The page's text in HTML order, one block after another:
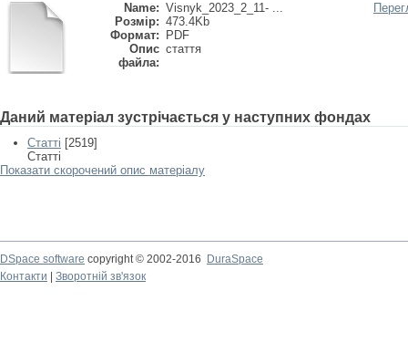
Name: Visnyk_2023_2_11- ...
Розмір: 473.4Kb
Формат:
PDF
Опис
файла:
стаття
Даний матеріал зустрічається у наступних фондах
Статті [2519]
Статті
Показати скорочений опис матеріалу
DSpace software copyright © 2002-2016
DuraSpace
Контакти
Зворотній зв'язок